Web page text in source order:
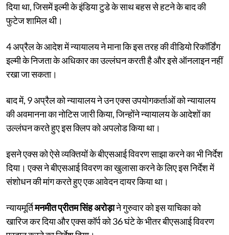
दिया था, जिसमें इल्मी के इंडिया टुडे के साथ बहस से हटने के बाद की
फुटेज शामिल थी।
4 अप्रैल के आदेश में न्यायालय ने माना कि इस तरह की वीडियो रिकॉर्डिंग
इल्मी के निजता के अधिकार का उल्लंघन करती है और इसे ऑनलाइन नहीं
रखा जा सकता।
बाद में, 9 अप्रैल को न्यायालय ने उन एक्स उपयोगकर्ताओं को न्यायालय
की अवमानना ​​का नोटिस जारी किया, जिन्होंने न्यायालय के आदेशों का
उल्लंघन करते हुए इस क्लिप को अपलोड किया था।
इसने एक्स को ऐसे व्यक्तियों के बीएसआई विवरण साझा करने का भी निर्देश
दिया। एक्स ने बीएसआई विवरण का खुलासा करने के लिए इस निर्देश में
संशोधन की मांग करते हुए एक आवेदन दायर किया था।
न्यायमूर्तिमनमीत प्रीतम सिंह अरोड़ाने गुरुवार को इस याचिका को
खारिज कर दिया और एक्स कॉर्प को 36 घंटे के भीतर बीएसआई विवरण